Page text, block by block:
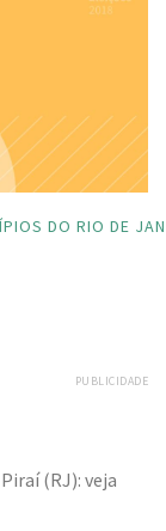
DO RIO DE
PUBLICIDADE
(RJ): veja